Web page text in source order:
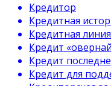
Кредитор
Кредитная
Кредитная линия
Кредит
Кредит
Кредит для